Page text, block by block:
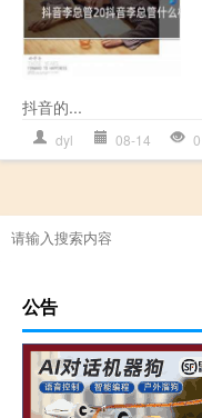
抖音的...
dyl 08-14 0
公告